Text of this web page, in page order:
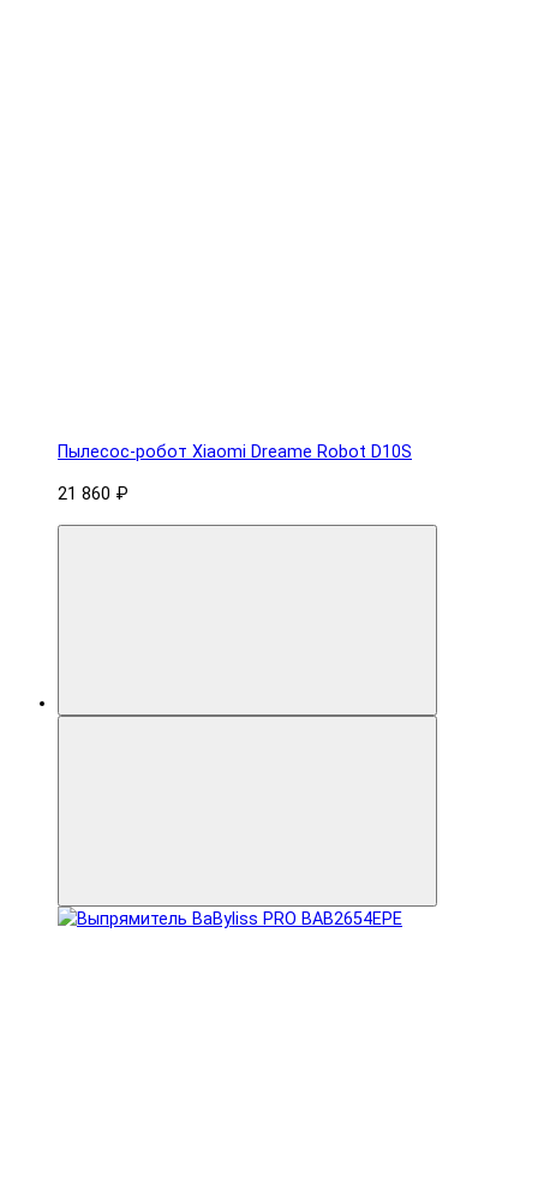
Пылесос-робот Xiaomi Dreame Robot D10S
21 860 ₽